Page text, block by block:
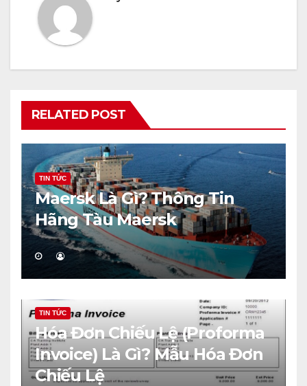
RELATED POST
TIN TỨC
Maersk Là Gì? Thông Tin
Hãng Tàu Maersk
TIN TỨC
Hóa Đơn Chiếu Lệ (Proforma
Invoice) Là Gì? Mẫu Hóa Đơn
Chiếu Lệ